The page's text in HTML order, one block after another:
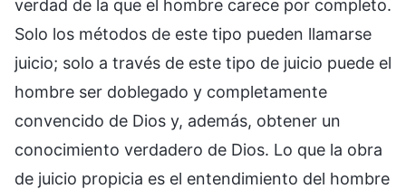
verdad de la que el hombre carece por completo.
Solo los métodos de este tipo pueden llamarse
juicio; solo a través de este tipo de juicio puede el
hombre ser doblegado y completamente
convencido de Dios y, además, obtener un
conocimiento verdadero de Dios. Lo que la obra
de juicio propicia es el entendimiento del hombre